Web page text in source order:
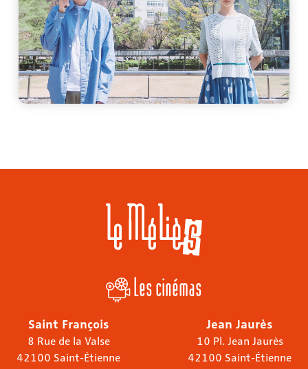
Les cinémas
Saint François
8 Rue de la Valse
42100 Saint-Étienne
Jean Jaurès
10 Pl. Jean Jaurès
42100 Saint-Étienne